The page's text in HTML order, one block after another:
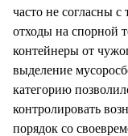
часто не согласны
отходы на спорной
контейнеры от
выделение
категорию
контролировать
порядок со